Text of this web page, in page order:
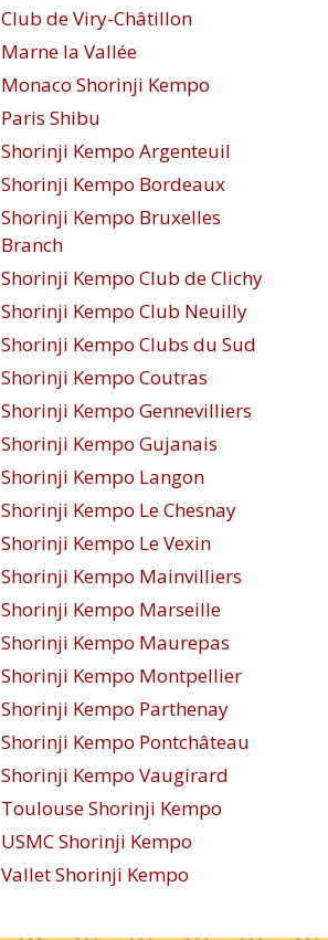
Club de Viry-Châtillon
Marne la Vallée
Monaco Shorinji Kempo
Paris Shibu
Shorinji Kempo Argenteuil
Shorinji Kempo Bordeaux
Shorinji Kempo Bruxelles
Branch
Shorinji Kempo Club de Clichy
Shorinji Kempo Club Neuilly
Shorinji Kempo Clubs du Sud
Shorinji Kempo Coutras
Shorinji Kempo Gennevilliers
Shorinji Kempo Gujanais
Shorinji Kempo Langon
Shorinji Kempo Le Chesnay
Shorinji Kempo Le Vexin
Shorinji Kempo Mainvilliers
Shorinji Kempo Marseille
Shorinji Kempo Maurepas
Shorinji Kempo Montpellier
Shorinji Kempo Parthenay
Shorinji Kempo Pontchâteau
Shorinji Kempo Vaugirard
Toulouse Shorinji Kempo
USMC Shorinji Kempo
Vallet Shorinji Kempo